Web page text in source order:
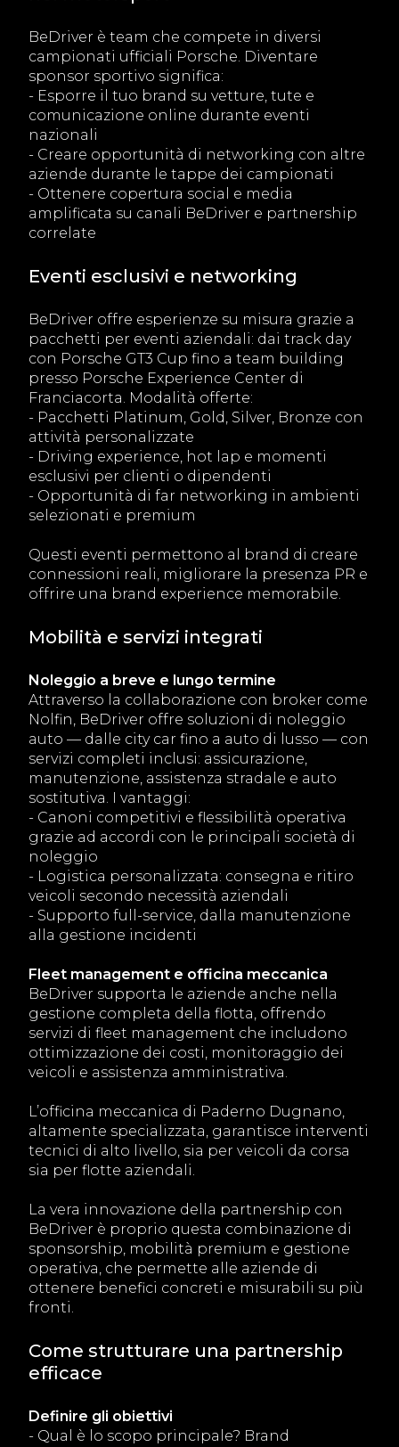
BeDriver è team che compete in diversi
campionati ufficiali Porsche. Diventare
sponsor sportivo significa:
- Esporre il tuo brand su vetture, tute e
comunicazione online durante eventi
nazionali
- Creare opportunità di networking con altre
aziende durante le tappe dei campionati
- Ottenere copertura social e media
amplificata su canali BeDriver e partnership
correlate
Eventi esclusivi e networking
BeDriver offre esperienze su misura grazie a
pacchetti per eventi aziendali: dai track day
con Porsche GT3 Cup fino a team building
presso Porsche Experience Center di
Franciacorta. Modalità offerte:
- Pacchetti Platinum, Gold, Silver, Bronze con
attività personalizzate
- Driving experience, hot lap e momenti
esclusivi per clienti o dipendenti
- Opportunità di far networking in ambienti
selezionati e premium
Questi eventi permettono al brand di creare
connessioni reali, migliorare la presenza PR e
offrire una brand experience memorabile.
Mobilità e servizi integrati
Noleggio a breve e lungo termine
Attraverso la collaborazione con broker come
Nolfin, BeDriver offre soluzioni di noleggio
auto — dalle city car fino a auto di lusso — con
servizi completi inclusi: assicurazione,
manutenzione, assistenza stradale e auto
sostitutiva. I vantaggi:
- Canoni competitivi e flessibilità operativa
grazie ad accordi con le principali società di
noleggio
- Logistica personalizzata: consegna e ritiro
veicoli secondo necessità aziendali
- Supporto full-service, dalla manutenzione
alla gestione incidenti
Fleet management e officina meccanica
BeDriver supporta le aziende anche nella
gestione completa della flotta, offrendo
servizi di fleet management che includono
ottimizzazione dei costi, monitoraggio dei
veicoli e assistenza amministrativa.
L’officina meccanica di Paderno Dugnano,
altamente specializzata, garantisce interventi
tecnici di alto livello, sia per veicoli da corsa
sia per flotte aziendali.
La vera innovazione della partnership con
BeDriver è proprio questa combinazione di
sponsorship, mobilità premium e gestione
operativa, che permette alle aziende di
ottenere benefici concreti e misurabili su più
fronti.
Come strutturare una partnership
efficace
Definire gli obiettivi
- Qual è lo scopo principale? Brand